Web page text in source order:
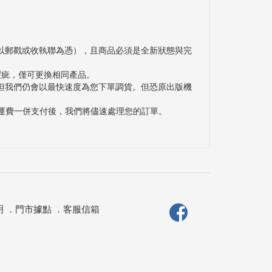
戳或收執聯為憑），且商品必須是全新狀態與完
，僅可更換相同產品。
們仍會以最快速度為您下單調貨。但恐原出版機
一併支付後，我們將儘速處理您的訂單。
． 門市據點． 客服信箱